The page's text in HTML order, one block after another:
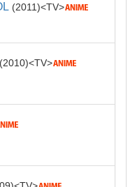
2011
TV
2010 TV